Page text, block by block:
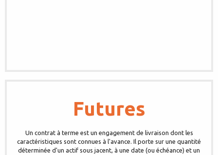
Futures
Un contrat à terme est un engagement de livraison dont les
caractéristiques sont connues à l'avance. Il porte sur une quantité
déterminée d'un actif sous jacent, à une date (ou échéance) et un